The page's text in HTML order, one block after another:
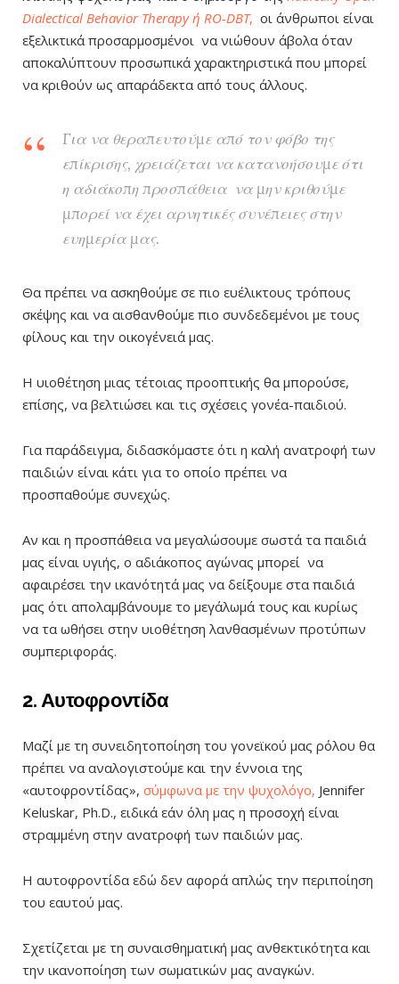
Dialectical Behavior Therapy ή RO-DBT, οι άνθρωποι είναι
εξελικτικά προσαρμοσμένοι να νιώθουν άβολα όταν
αποκαλύπτουν προσωπικά χαρακτηριστικά που μπορεί
να κριθούν ως απαράδεκτα από τους άλλους.
Για να θεραπευτούμε από τον φόβο της
επίκρισης, χρειάζεται να κατανοήσουμε ότι
η αδιάκοπη προσπάθεια να μην κριθούμε
μπορεί να έχει αρνητικές συνέπειες στην
ευημερία μας.
Θα πρέπει να ασκηθούμε σε πιο ευέλικτους τρόπους
σκέψης και να αισθανθούμε πιο συνδεδεμένοι με τους
φίλους και την οικογένειά μας.
Η υιοθέτηση μιας τέτοιας προοπτικής θα μπορούσε,
επίσης, να βελτιώσει και τις σχέσεις γονέα-παιδιού.
Για παράδειγμα, διδασκόμαστε ότι η καλή ανατροφή των
παιδιών είναι κάτι για το οποίο πρέπει να
προσπαθούμε συνεχώς.
Αν και η προσπάθεια να μεγαλώσουμε σωστά τα παιδιά
μας είναι υγιής, ο αδιάκοπος αγώνας μπορεί να
αφαιρέσει την ικανότητά μας να δείξουμε στα παιδιά
μας ότι απολαμβάνουμε το μεγάλωμά τους και κυρίως
να τα ωθήσει στην υιοθέτηση λανθασμένων προτύπων
συμπεριφοράς.
2. Αυτοφροντίδα
Μαζί με τη συνειδητοποίηση του γονεϊκού μας ρόλου θα
πρέπει να αναλογιστούμε και την έννοια της
«αυτοφροντίδας», σύμφωνα με την ψυχολόγο, Jennifer
Keluskar, Ph.D., ειδικά εάν όλη μας η προσοχή είναι
στραμμένη στην ανατροφή των παιδιών μας.
Η αυτοφροντίδα εδώ δεν αφορά απλώς την περιποίηση
του εαυτού μας.
Σχετίζεται με τη συναισθηματική μας ανθεκτικότητα και
την ικανοποίηση των σωματικών μας αναγκών.